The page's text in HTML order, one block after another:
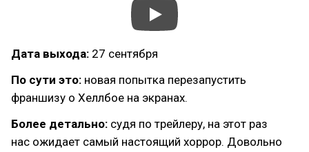
Дата выхода: 27 сентября
По сути это: новая попытка перезапустить
франшизу о Хеллбое на экранах.
Более детально: судя по трейлеру, на этот раз
нас ожидает самый настоящий хоррор. Довольно